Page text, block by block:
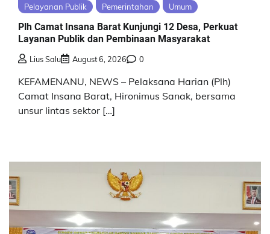
Pelayanan Publik
Pemerintahan Umum
Plh Camat Insana Barat Kunjungi 12 Desa, Perkuat
Layanan Publik dan Pembinaan Masyarakat
Lius Salu August 6, 2026 0
KEFAMENANU, NEWS – Pelaksana Harian (Plh)
Camat Insana Barat, Hironimus Sanak, bersama
unsur lintas sektor […]